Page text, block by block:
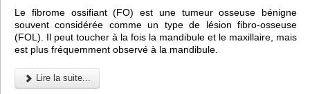
Le fibrome ossifiant (FO) est une tumeur osseuse bénigne
souvent considérée comme un type de lésion fibro-osseuse
(FOL). Il peut toucher à la fois la mandibule et le maxillaire, mais
est plus fréquemment observé à la mandibule.
Lire la suite...